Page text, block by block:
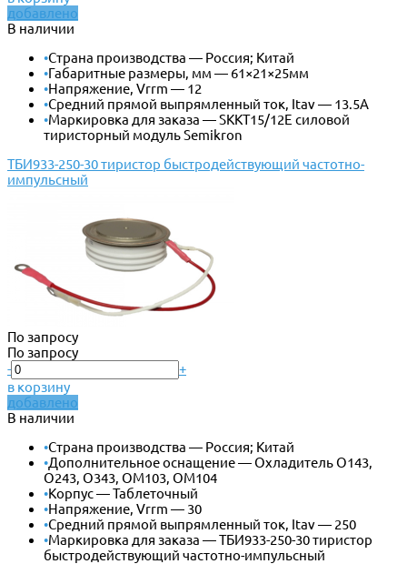
добавлено
В наличии
•Страна производства — Россия; Китай
•Габаритные размеры, мм — 61×21×25мм
•Напряжение, Vrrm — 12
•Средний прямой выпрямленный ток, Itav — 13.5А
•Маркировка для заказа — SKKT15/12E силовой
тиристорный модуль Semikron
ТБИ933-250-30 тиристор быстродействующий частотно-
импульсный
По запросу
По запросу
-
+
в корзину
добавлено
В наличии
•Страна производства — Россия; Китай
•Дополнительное оснащение — Охладитель О143,
О243, О343, ОМ103, ОМ104
•Корпус — Таблеточный
•Напряжение, Vrrm — 30
•Средний прямой выпрямленный ток, Itav — 250
•Маркировка для заказа — ТБИ933-250-30 тиристор
быстродействующий частотно-импульсный